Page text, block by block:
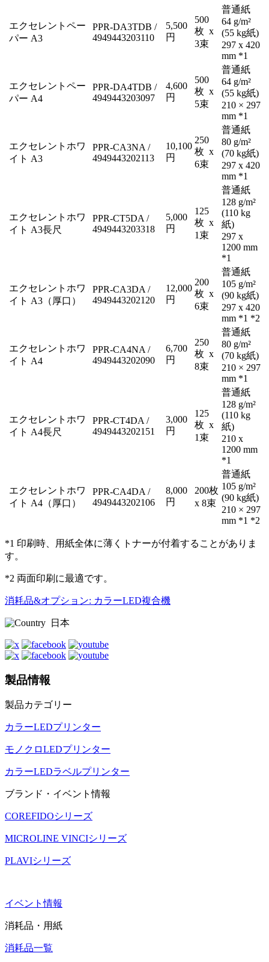
エクセレントペー
パー A3
PPR-DA3TDB /
4949443203110
5,500
円
500
枚 x
3束
普通紙
64 g/m²
(55 kg紙)
297 x 420
mm *1
エクセレントペー
パー A4
PPR-DA4TDB /
4949443203097
4,600
円
500
枚 x
5束
普通紙
64 g/m²
(55 kg紙)
210 × 297
mm *1
エクセレントホワ
イト A3
PPR-CA3NA /
4949443202113
10,100
円
250
枚 x
6束
普通紙
80 g/m²
(70 kg紙)
297 x 420
mm *1
エクセレントホワ
イト A3長尺
PPR-CT5DA /
4949443203318
5,000
円
125
枚 x
1束
普通紙
128 g/m²
(110 kg
紙)
297 x
1200 mm
*1
エクセレントホワ
イト A3（厚口）
PPR-CA3DA /
4949443202120
12,000
円
200
枚 x
6束
普通紙
105 g/m²
(90 kg紙)
297 x 420
mm *1 *2
エクセレントホワ
イト A4
PPR-CA4NA /
4949443202090
6,700
円
250
枚 x
8束
普通紙
80 g/m²
(70 kg紙)
210 × 297
mm *1
エクセレントホワ
イト A4長尺
PPR-CT4DA /
4949443202151
3,000
円
125
枚 x
1束
普通紙
128 g/m²
(110 kg
紙)
210 x
1200 mm
*1
エクセレントホワ
イト A4（厚口）
PPR-CA4DA /
4949443202106
8,000
円
200枚
x 8束
普通紙
105 g/m²
(90 kg紙)
210 × 297
mm *1 *2
*1 印刷時、用紙全体に薄くトナーが付着することがありま
す。
*2 両面印刷に最適です。
消耗品&オプション: カラーLED複合機
日本
製品情報
製品カテゴリー
カラーLEDプリンター
モノクロLEDプリンター
カラーLEDラベルプリンター
ブランド・イベント情報
COREFIDOシリーズ
MICROLINE VINCIシリーズ
PLAVIシリーズ
イベント情報
消耗品・用紙
消耗品一覧